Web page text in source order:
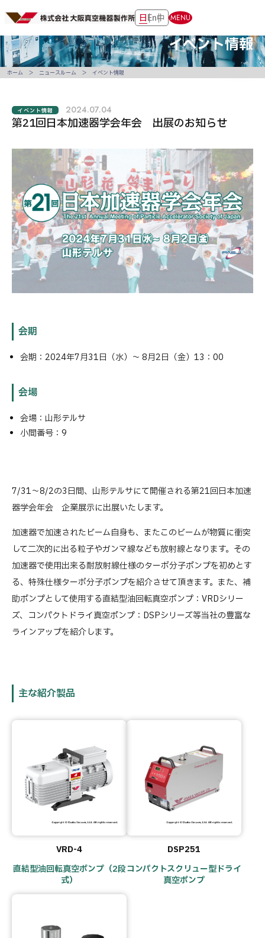
日En中 MENU
イベント情報
第21回日本加速器学会年会 出展のお知らせ
イベント情報 2024.07.04
会期
会期：2024年7月31日（水）～ 8月2日（金）13：00
会場
会場：山形テルサ
小間番号：9
7/31～8/2の3日間、山形テルサにて開催される第21回日本加速
器学会年会 企業展示に出展いたします。
加速器で加速されたビーム自身も、またこのビームが物質に衝突
して二次的に出る粒子やガンマ線なども放射線となります。その
加速器で使用出来る耐放射線仕様のターボ分子ポンプを初めとす
る、特殊仕様ターボ分子ポンプを紹介させて頂きます。また、補
助ポンプとして使用する直結型油回転真空ポンプ：VRDシリー
ズ、コンパクトドライ真空ポンプ：DSPシリーズ等当社の豊富な
ラインアップを紹介します。
主な紹介製品
VRD-4
直結型油回転真空ポンプ（2段
式）
DSP251
コンパクトスクリュー型ドライ
真空ポンプ
ホーム ニュースルーム イベント情報